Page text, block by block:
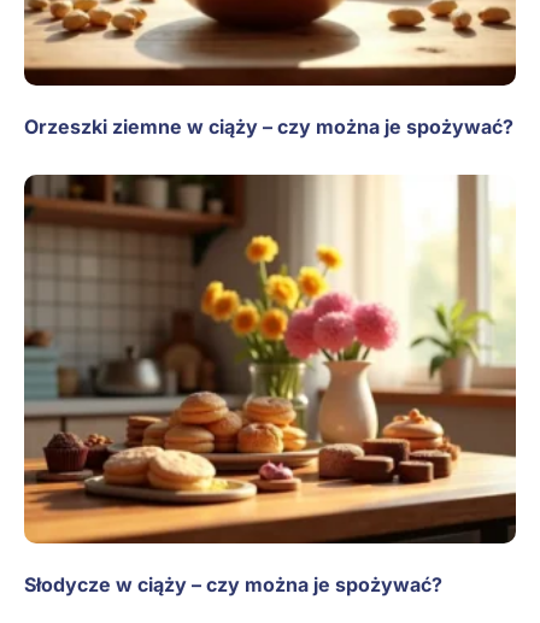
Orzeszki ziemne w ciąży – czy można je spożywać?
Słodycze w ciąży – czy można je spożywać?